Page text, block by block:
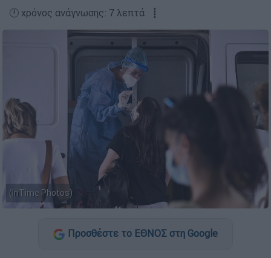
🕛 χρόνος ανάγνωσης: 7 λεπτά ┋
(InTime Photos)
Προσθέστε το ΕΘΝΟΣ στη Google